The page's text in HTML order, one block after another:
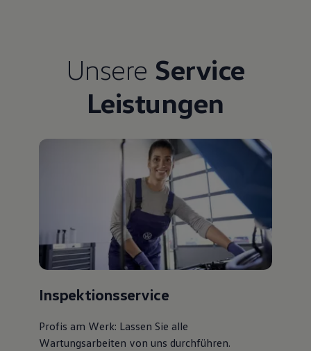
Unsere Service
Leistungen
Inspektionsservice
Profis am Werk: Lassen Sie alle
Wartungsarbeiten von uns durchführen.